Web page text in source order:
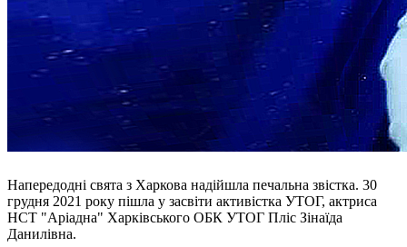
Мережа УТОГ
Підприємства УТОГ
Рекорди УТОГ
Видання УТОГ
Звіти
Посилання сторінок УТОГ
Контакти
Навчальні програми
Дошкільна освіта
Для абітурієнтів
Уроки
Українська жестова мова
Напередодні свята з Харкова надійшла печальна звістка. 30
грудня 2021 року пішла у засвіти активістка УТОГ, актриса
НСТ "Аріадна" Харківського ОБК УТОГ Пліс Зінаїда
Данилівна.